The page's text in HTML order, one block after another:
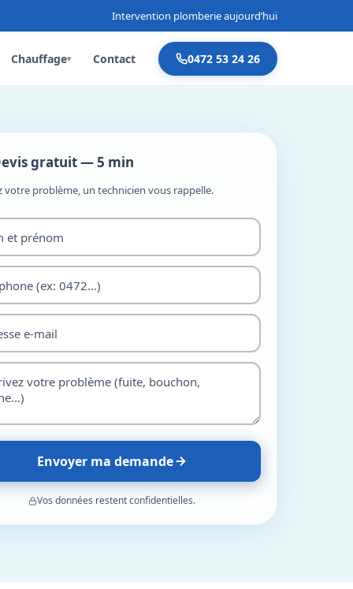
Intervention plomberie aujourd’hui
Chauffage▾ Contact 0472 53 24 26
gratuit — 5 min
votre problème, un technicien vous rappelle.
Envoyer ma demande
Vos données restent confidentielles.